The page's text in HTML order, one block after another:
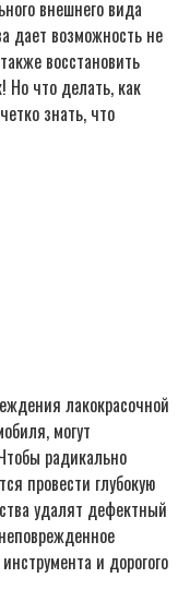
внешнего вида
дает возможность не
восстановить
Но что делать, как
знать, что
лакокрасочной
могут
радикально
провести глубокую
удалят дефектный
и дорогого